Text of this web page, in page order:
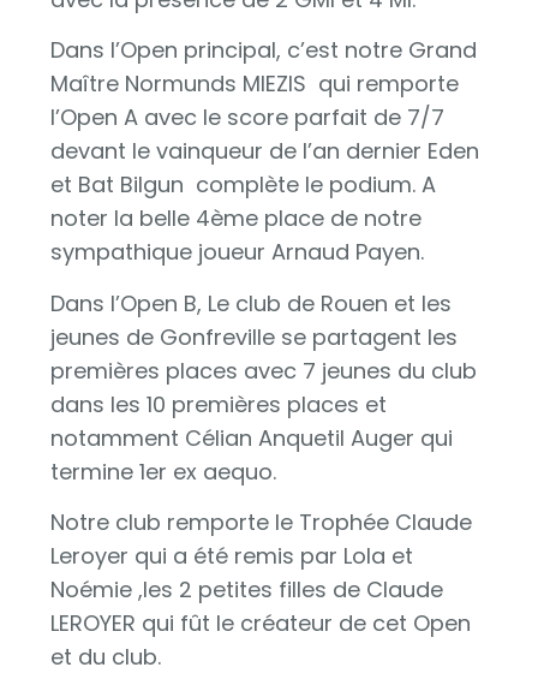
Dans l’Open principal, c’est notre Grand
Maître Normunds MIEZIS qui remporte
l’Open A avec le score parfait de 7/7
devant le vainqueur de l’an dernier Eden
et Bat Bilgun complète le podium. A
noter la belle 4ème place de notre
sympathique joueur Arnaud Payen.
Dans l’Open B, Le club de Rouen et les
jeunes de Gonfreville se partagent les
premières places avec 7 jeunes du club
dans les 10 premières places et
notamment Célian Anquetil Auger qui
termine 1er ex aequo.
Notre club remporte le Trophée Claude
Leroyer qui a été remis par Lola et
Noémie ,les 2 petites filles de Claude
LEROYER qui fût le créateur de cet Open
et du club.